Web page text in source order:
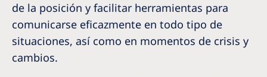
de la posición y facilitar herramientas para
comunicarse eficazmente en todo tipo de
situaciones, así como en momentos de crisis y
cambios.